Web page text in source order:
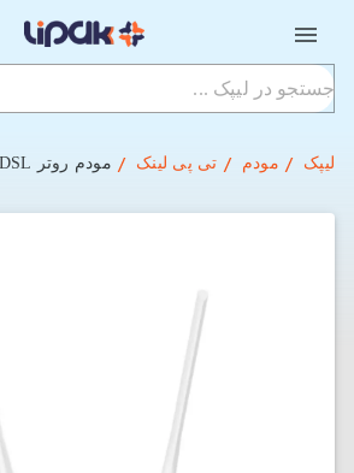
لیپک مودم تی پی لینک مودم روتر VDSL ADSL تی پی لینک مدل TD W9950